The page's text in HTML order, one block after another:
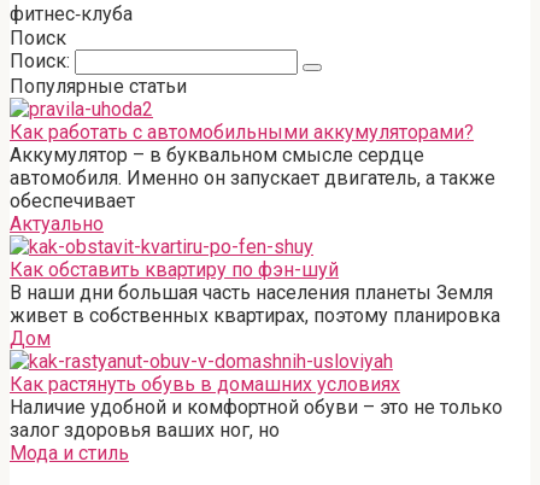
фитнес‑клуба
Поиск
Поиск:
Популярные статьи
Как работать с автомобильными аккумуляторами?
Аккумулятор – в буквальном смысле сердце
автомобиля. Именно он запускает двигатель, а также
обеспечивает
Актуально
Как обставить квартиру по фэн-шуй
В наши дни большая часть населения планеты Земля
живет в собственных квартирах, поэтому планировка
Дом
Как растянуть обувь в домашних условиях
Наличие удобной и комфортной обуви – это не только
залог здоровья ваших ног, но
Мода и стиль